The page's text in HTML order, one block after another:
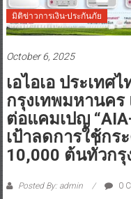
มิติข่าวการเงิน-ประกันภัย
October 6, 2025
เอไอเอ ประเทศ
กรุงเทพมหานคร
ต่อแคมเปญ
เป้าลดการใช้ก
10,000 ต้นทั่วก
Posted By: admin 0